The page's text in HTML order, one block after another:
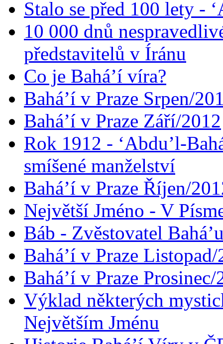
Stalo se před 100 lety -
10 000 dnů
představitelů v Íránu
Co je Bahá’í víra?
Bahá’í v Praze Srpen/
Bahá’í v Praze Září/2012
Rok 1912 - ‘Abdu’l-
smíšené manželství
Bahá’í v Praze Říjen/
Největší Jméno - V
Báb - Zvěstovatel
Bahá’í v Praze
Bahá’í v Praze Prosinec/
Výklad některých
Největším Jménu